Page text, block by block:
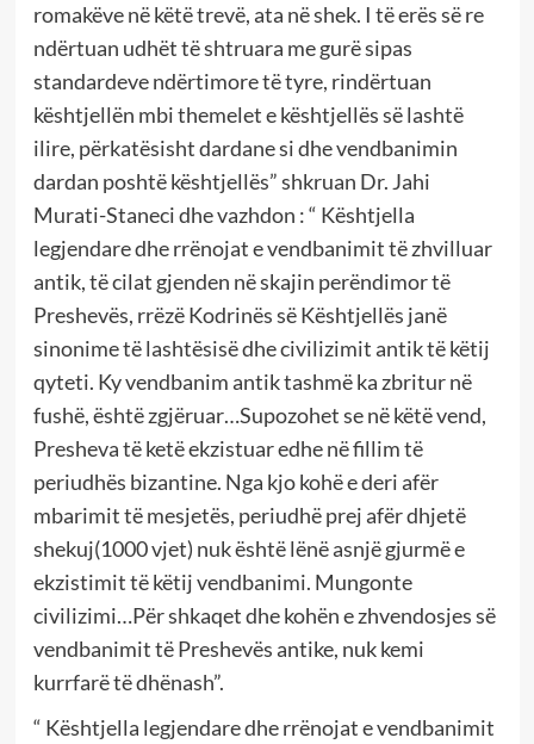
romakëve në këtë trevë, ata në shek. I të erës së re
ndërtuan udhët të shtruara me gurë sipas
standardeve ndërtimore të tyre, rindërtuan
kështjellën mbi themelet e kështjellës së lashtë
ilire, përkatësisht dardane si dhe vendbanimin
dardan poshtë kështjellës” shkruan Dr. Jahi
Murati-Staneci dhe vazhdon : “ Kështjella
legjendare dhe rrënojat e vendbanimit të zhvilluar
antik, të cilat gjenden në skajin perëndimor të
Preshevës, rrëzë Kodrinës së Kështjellës janë
sinonime të lashtësisë dhe civilizimit antik të këtij
qyteti. Ky vendbanim antik tashmë ka zbritur në
fushë, është zgjëruar…Supozohet se në këtë vend,
Presheva të ketë ekzistuar edhe në fillim të
periudhës bizantine. Nga kjo kohë e deri afër
mbarimit të mesjetës, periudhë prej afër dhjetë
shekuj(1000 vjet) nuk është lënë asnjë gjurmë e
ekzistimit të këtij vendbanimi. Mungonte
civilizimi…Për shkaqet dhe kohën e zhvendosjes së
vendbanimit të Preshevës antike, nuk kemi
kurrfarë të dhënash”.
“ Kështjella legjendare dhe rrënojat e vendbanimit